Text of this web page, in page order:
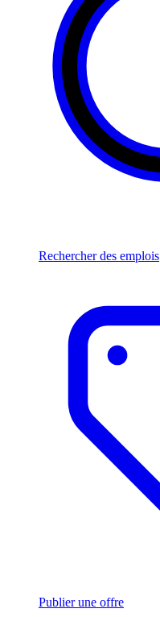
Rechercher des emplois
Publier une offre